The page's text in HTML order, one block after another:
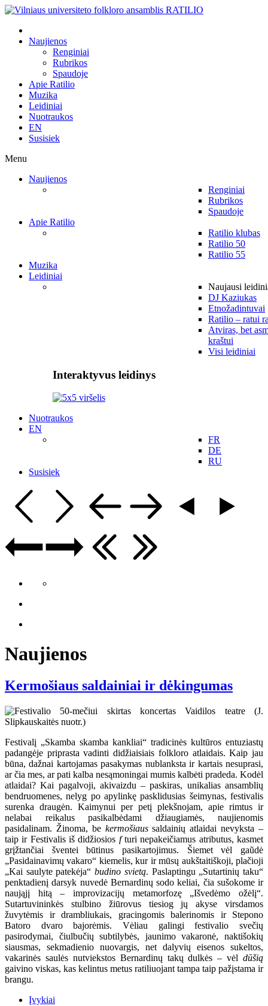
Naujienos
Renginiai
Rubrikos
Spaudoje
Apie Ratilio
Muzika
Leidiniai
Nuotraukos
EN
Susisiek
Menu
Naujienos
Renginiai
Rubrikos
Spaudoje
Apie Ratilio
Ratilio klubas
Ratilio 50
Ratilio 55
Muzika
Leidiniai
Naujausi
DJ Kaziukas
Etnožadintuvai
Ratilio – ratui
Atviras, bet
kraštui
Visi leidiniai
Interaktyvus leidinys
Nuotraukos
EN
FR
DE
RU
Susisiek
Naujienos
Kermošiaus saldainiai ir dėkingumas
Festivalį „Skamba skamba kankliai“ tradicinės kultūros entuziastų
padangėje priprasta vadinti didžiaisiais folkloro atlaidais. Kaip jau
būna, dažnai kartojamas pasakymas nublanksta ir kartais nesuprasi,
ar čia mes, ar pati kalba nesąmoningai mumis kalbėti pradeda. Kodėl
atlaidai? Kai pagalvoji, akivaizdu – paskiras, unikalias ansamblių
bendruomenes, nelyg po apylinkę pasklidusias šeimynas, festivalis
surenka draugėn. Kaimynui per petį plekšnojam, apie rimtus ir
nelabai reikalus pasikalbėdami džiaugiamės, naujienomis
pasidalinam. Žinoma, be kermošiaussaldainių atlaidai nevyksta –
taip ir Festivalis iš didžiosios fturi nepakeičiamus atributus, kasmet
grįžtančiai šventei būtinus pasikartojimus. Šiemet vėl gaũdė
„Pasidainavimų vakaro“ kiemelis, kur ir mūsų aukštaitiškoji, plačioji
„Kai saulyte patekėja“budino svietą. Paslaptingu „Sutartinių taku“
penktadienį darsyk nuvedė Bernardinų sodo keliai, čia sušokome ir
naująjį hitą – improvizacijų metamorfozę „Išvedėmo ožėlį“.
Sutartuvininkės stulbino žiūrovus tiesiog jų akyse virsdamos
žuvytėmis ir drambliukais, gracingomis balerinomis ir Stepono
Batoro dvaro bajorėmis. Vėliau galingi festivalio svečių
pasirodymai, čiulbučių subtilybės, jaunimo vakaronė, naktišokių
siausmas, sekmadienio nuovargis, net dalyvių eisenos sukeltos,
vakarinės saulės nutviekstos Bernardinų takų dulkės – vėl dūšią
gaivino viskas, kas kelintus metus ratiliuojant tampa taip pažįstama ir
brangu.
Įvykiai